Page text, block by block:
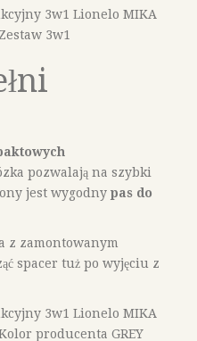
pozwalają na szybki
jest wygodny pas do
z zamontowanym
spacer tuż po wyjęciu z